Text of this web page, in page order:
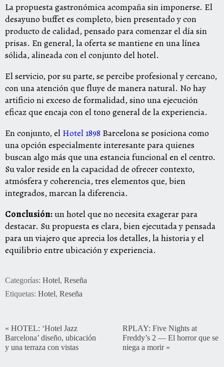
La propuesta gastronómica acompaña sin imponerse. El
desayuno buffet es completo, bien presentado y con
producto de calidad, pensado para comenzar el día sin
prisas. En general, la oferta se mantiene en una línea
sólida, alineada con el conjunto del hotel.
El servicio, por su parte, se percibe profesional y cercano,
con una atención que fluye de manera natural. No hay
artificio ni exceso de formalidad, sino una ejecución
eficaz que encaja con el tono general de la experiencia.
En conjunto, el Hotel 1898 Barcelona se posiciona como
una opción especialmente interesante para quienes
buscan algo más que una estancia funcional en el centro.
Su valor reside en la capacidad de ofrecer contexto,
atmósfera y coherencia, tres elementos que, bien
integrados, marcan la diferencia.
Conclusión:un hotel que no necesita exagerar para
destacar. Su propuesta es clara, bien ejecutada y pensada
para un viajero que aprecia los detalles, la historia y el
equilibrio entre ubicación y experiencia.
Categorías: Hotel, Reseña
Etiquetas: Hotel, Reseña
« HOTEL: ‘Hotel Jazz
Barcelona’ diseño, ubicación
y una terraza con vistas
RPLAY: Five Nights at
Freddy’s 2 — El horror que se
niega a morir»